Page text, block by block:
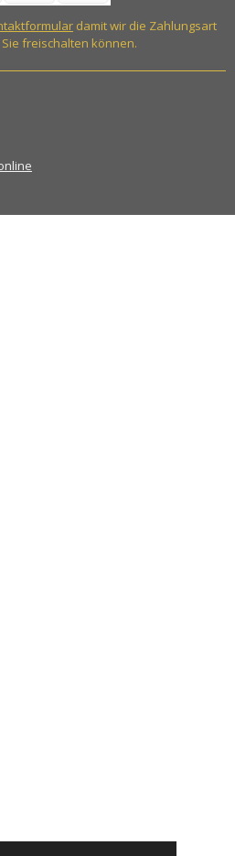
damit wir die Zahlungsart
freischalten können.